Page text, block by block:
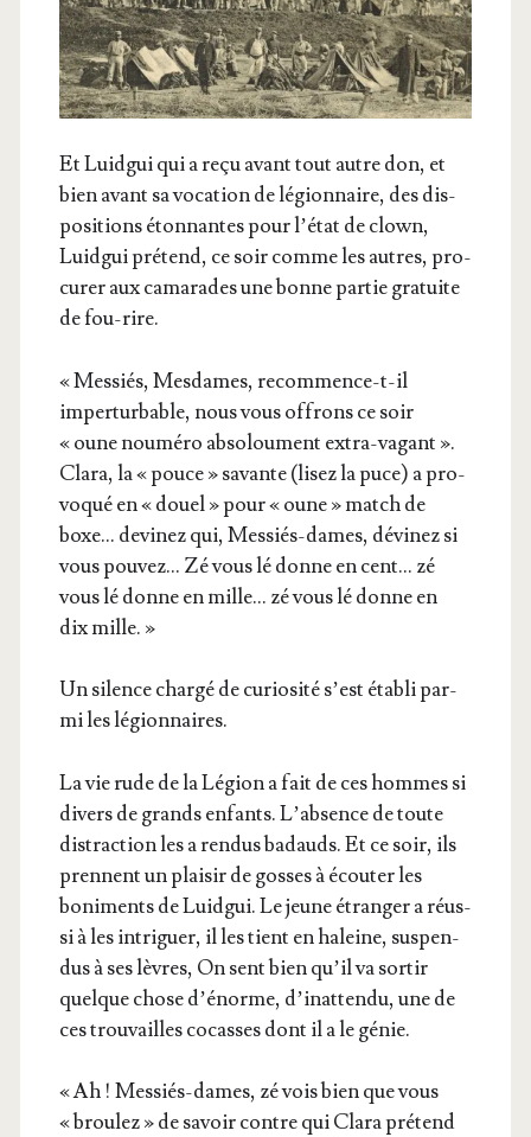
Et Luid­gui qui a reçu avant tout autre don, et
bien avant sa voca­tion de légion­naire, des dis­
po­si­tions éton­nantes pour l’é­tat de clown,
Luid­gui pré­tend, ce soir comme les autres, pro­
cu­rer aux cama­rades une bonne par­tie gra­tuite
de fou-rire.
« Mes­siés, Mes­dames, recom­mence-t-il
imper­tur­bable, nous vous offrons ce soir
« oune nou­mé­ro abso­lou­ment extra-vagant ».
Cla­ra, la « pouce » savante (lisez la puce) a pro­
vo­qué en « douel » pour « oune » match de
boxe… devi­nez qui, Mes­siés-dames, dévi­nez si
vous pou­vez… Zé vous lé donne en cent… zé
vous lé donne en mille… zé vous lé donne en
dix mille. »
Un silence char­gé de curio­si­té s’est éta­bli par­
mi les légionnaires.
La vie rude de la Légion a fait de ces hommes si
divers de grands enfants. L’ab­sence de toute
dis­trac­tion les a ren­dus badauds. Et ce soir, ils
prennent un plai­sir de gosses à écou­ter les
boni­ments de Luid­gui. Le jeune étran­ger a réus­
si à les intri­guer, il les tient en haleine, sus­pen­
dus à ses lèvres, On sent bien qu’il va sor­tir
quelque chose d’é­norme, d’i­nat­ten­du, une de
ces trou­vailles cocasses dont il a le génie.
« Ah ! Mes­siés-dames, zé vois bien que vous
« brou­lez » de savoir contre qui Cla­ra pré­tend